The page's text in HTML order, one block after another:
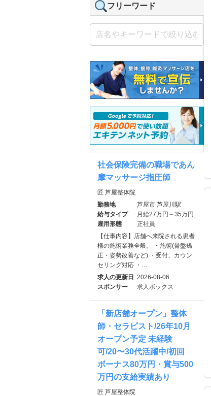
フリーワード
社会保険完備の職場であん
摩マッサージ指圧師
匠 芦屋整体院
勤務地
芦屋市 芦屋川駅
給与タイプ
月給27万円～35万円
雇用形態
正社員
【仕事内容】店舗へ来院される患者
様の施術業務全般。 ・施術(骨盤矯
正・姿勢改善など) ・受付、カウン
セリング対応 ・…
求人の更新日 2026-08-06
スポンサー
求人ボックス
「新店舗オープン」整体
師・セラピスト/26年10月
オープン予定 未経験
可/20〜30代活躍中/初回
ボーナス80万円・賞与500
万円の支給実績あり
匠 芦屋整体院